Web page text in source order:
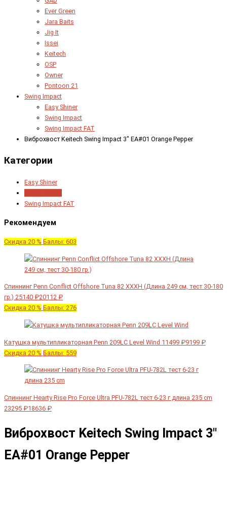
Ever Green
Jara Baits
Jig It
Issei
Keitech
OSP
Owner
Pontoon 21
Swing Impact
Easy Shiner
Swing Impact
Swing Impact FAT
Виброхвост Keitech Swing Impact 3" EA#01 Orange Pepper
Категории
Easy Shiner
Swing Impact FAT
Рекомендуем
Скидка 20 % Баллы: 603
Спиннинг Penn Conflict Offshore Tuna 82 XXXH (Длина 249 см, тест 30-180
гр.) 25140 ₽20112 ₽
Скидка 20 % Баллы: 276
Катушка мультипликаторная Penn 209LC Level Wind 11499 ₽9199 ₽
Скидка 20 % Баллы: 559
Спиннинг Hearty Rise Pro Force Ultra PFU-782L тест 6-23 г длина 235 cm
23295 ₽18636 ₽
Виброхвост Keitech Swing Impact 3"
EA#01 Orange Pepper